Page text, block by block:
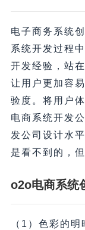
电子商务系统
系统开发过程
开发经验，站
让用户更加容
验度。将用户
电商系统开发
发公司设计水
是看不到的，
o2o电商系统
（1）色彩的